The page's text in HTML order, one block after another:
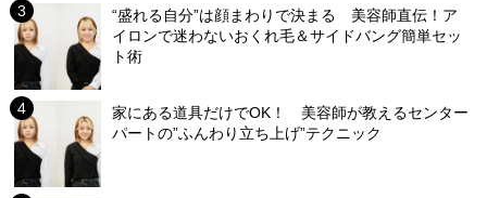
“盛れる自分”は顔まわりで決まる 美容師直伝！ア
イロンで迷わないおくれ毛＆サイドバング簡単セッ
ト術
家にある道具だけでOK！ 美容師が教えるセンター
パートの”ふんわり立ち上げ”テクニック